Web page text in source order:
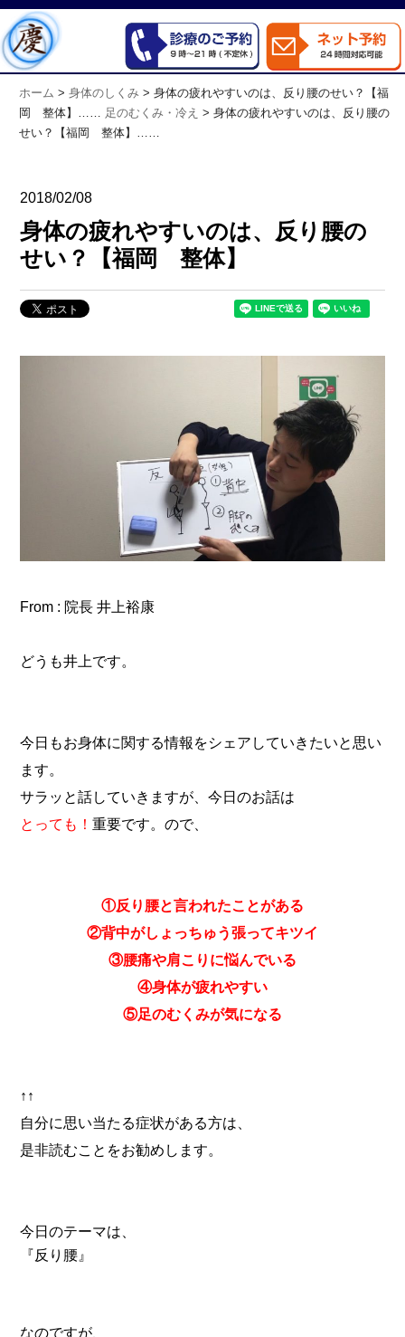
ホーム >身体のしくみ >身体の疲れやすいのは、反り腰のせい？【福
岡 整体】…… 足のむくみ・冷え >身体の疲れやすいのは、反り腰の
せい？【福岡 整体】……
2018/02/08
身体の疲れやすいのは、反り腰の
せい？【福岡 整体】
From : 院長 井上裕康
どうも井上です。
今日もお身体に関する情報をシェアしていきたいと思い
ます。
サラッと話していきますが、今日のお話は
とっても！重要です。ので、
①反り腰と言われたことがある
②背中がしょっちゅう張ってキツイ
③腰痛や肩こりに悩んでいる
④身体が疲れやすい
⑤足のむくみが気になる
↑↑
自分に思い当たる症状がある方は、
是非読むことをお勧めします。
今日のテーマは、
『反り腰』
なのですが、